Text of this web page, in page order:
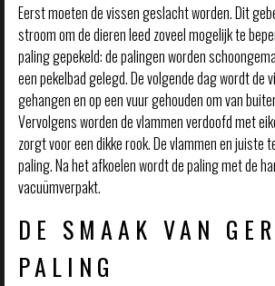
Eerst moeten de vissen geslacht worden. Dit
stroom om de dieren leed zoveel mogelijk te
paling gepekeld: de palingen worden
een pekelbad gelegd. De volgende dag wordt de
gehangen en op een vuur gehouden om van
Vervolgens worden de vlammen verdoofd met
zorgt voor een dikke rook. De vlammen en juiste
paling. Na het afkoelen wordt de paling met de
vacuümverpakt.
DE SMAAK VAN
PALING